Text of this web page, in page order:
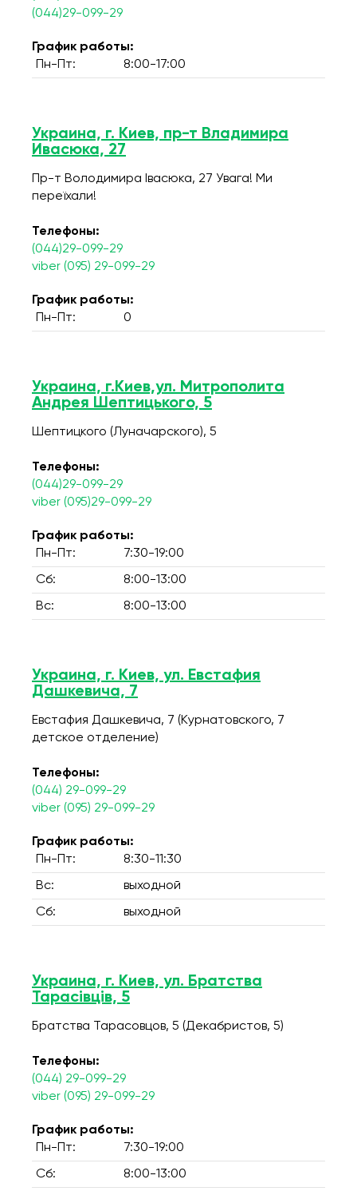
(044)29-099-29
График работы:
Пн-Пт:
8:00-17:00
Украина, г. Киев, пр-т Владимира
Ивасюка, 27
Пр-т Володимира Івасюка, 27 Увага! Ми
переїхали!
Телефоны:
(044)29-099-29
viber (095) 29-099-29
График работы:
Пн-Пт:
0
Украина, г.Киев,ул. Митрополита
Андрея Шептицького, 5
Шептицкого (Луначарского), 5
Телефоны:
(044)29-099-29
viber (095)29-099-29
График работы:
Пн-Пт:
7:30-19:00
Сб: 8:00-13:00
Вс: 8:00-13:00
Украина, г. Киев, ул. Евстафия
Дашкевича, 7
Евстафия Дашкевича, 7 (Курнатовского, 7
детское отделение)
Телефоны:
(044) 29-099-29
viber (095) 29-099-29
График работы:
Пн-Пт:
8:30-11:30
Вс: выходной
Сб: выходной
Украина, г. Киев, ул. Братства
Тарасівців, 5
Братства Тарасовцов, 5 (Декабристов, 5)
Телефоны:
(044) 29-099-29
viber (095) 29-099-29
График работы:
Пн-Пт:
7:30-19:00
Сб: 8:00-13:00